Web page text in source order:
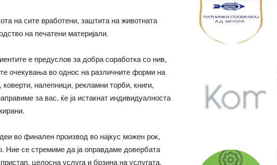
на сите вработени, заштита на животната
на печатени материјали.
е предуслов за добра соработка со нив,
очекувања во однос на различните форми на
налепници, рекламни торби, книги,
за вас, ќе ја истакнат индивидуалноста
во финален производ во најкус можен рок,
Ние се стремиме да ја оправдаме довербата
целосна услуга и брзина на услугата.